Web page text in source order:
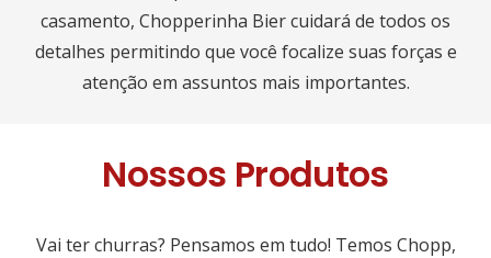
casamento, Chopperinha Bier cuidará de todos os
detalhes permitindo que você focalize suas forças e
atenção em assuntos mais importantes.
Nossos Produtos
Vai ter churras? Pensamos em tudo! Temos Chopp,